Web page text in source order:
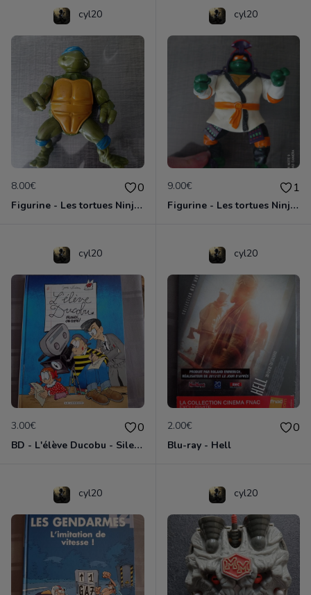
cyl20
8.00€ 0
Figurine - Les tortues Ninja - Leonardo
cyl20
9.00€ 1
Figurine - Les tortues Ninja - Michelangelo
cyl20
3.00€ 0
BD - L'élève Ducobu - Silence, on copie
cyl20
2.00€ 0
Blu-ray - Hell
cyl20 cyl20